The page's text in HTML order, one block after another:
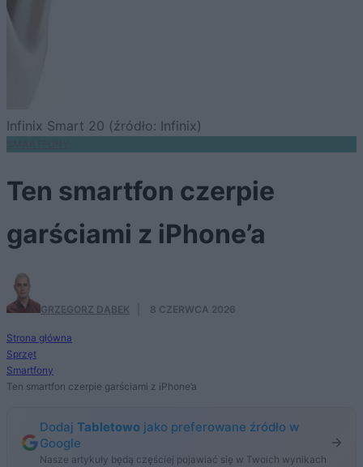
Infinix Smart 20 (źródło: Infinix)
Ten smartfon czerpie
garściami z iPhone’a
GRZEGORZ DĄBEK 8 CZERWCA 2026
Strona główna
Sprzęt
Smartfony
Ten smartfon czerpie garściami z iPhone’a
Dodaj Tabletowo jako preferowane źródło w
Google
Nasze artykuły będą częściej pojawiać się w Twoich wynikach